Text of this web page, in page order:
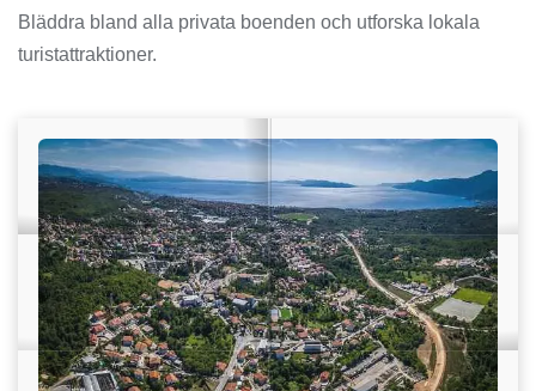
Bläddra bland alla privata boenden och utforska lokala
turistattraktioner.